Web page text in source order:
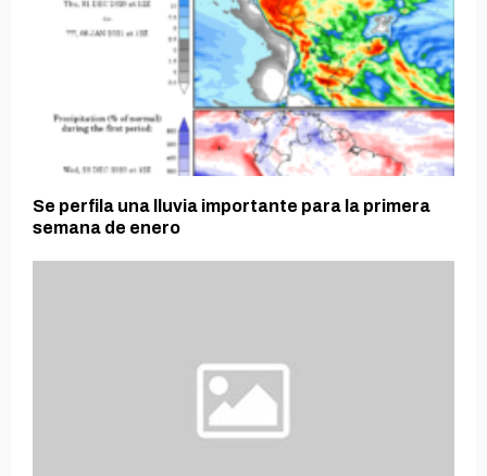
Se perfila una lluvia importante para la primera
semana de enero